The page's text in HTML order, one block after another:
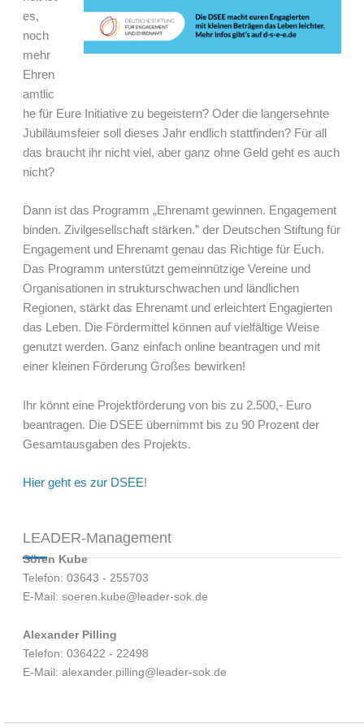
LEADER-Management
Sören Kube
Telefon: 03643 - 255703
E-Mail: soeren.kube@leader-sok.de
Alexander Pilling
Telefon: 036422 - 22498
E-Mail: alexander.pilling@leader-sok.de
es,
noch
mehr
Ehren
amtlic
he für Eure Initiative zu begeistern? Oder die langersehnte
Jubiläumsfeier soll dieses Jahr endlich stattfinden? Für all
das braucht ihr nicht viel, aber ganz ohne Geld geht es auch
nicht?
Dann ist das Programm „Ehrenamt gewinnen. Engagement
binden. Zivilgesellschaft stärken.” der Deutschen Stiftung für
Engagement und Ehrenamt genau das Richtige für Euch.
Das Programm unterstützt gemeinnützige Vereine und
Organisationen in strukturschwachen und ländlichen
Regionen, stärkt das Ehrenamt und erleichtert Engagierten
das Leben. Die Fördermittel können auf vielfältige Weise
genutzt werden. Ganz einfach online beantragen und mit
einer kleinen Förderung Großes bewirken!
Ihr könnt eine Projektförderung von bis zu 2.500,- Euro
beantragen. Die DSEE übernimmt bis zu 90 Prozent der
Gesamtausgaben des Projekts.
Hier geht es zur DSEE!